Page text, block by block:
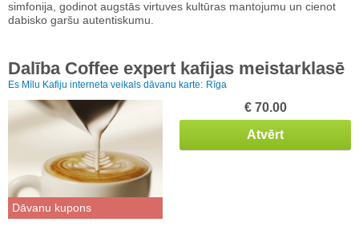
simfonija, godinot augstās virtuves kultūras mantojumu un cienot
dabisko garšu autentiskumu.
Dalība Coffee expert kafijas meistarklasē
Es Mīlu Kafiju interneta veikals dāvanu karte: Rīga
Dāvanu kupons
€ 70.00
Atvērt